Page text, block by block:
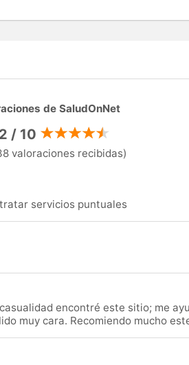
de SaludOnNet
/ 10
valoraciones recibidas)
servicios puntuales
encontré este sitio; me
muy cara. Recomiendo mucho